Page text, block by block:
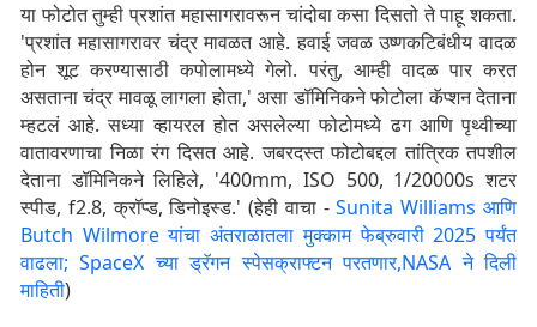
या फोटोत तुम्ही प्रशांत महासागरावरून चांदोबा कसा दिसतो ते पाहू शकता.
'प्रशांत महासागरावर चंद्र मावळत आहे. हवाई जवळ उष्णकटिबंधीय वादळ
होन शूट करण्यासाठी कपोलामध्ये गेलो. परंतु, आम्ही वादळ पार करत
असताना चंद्र मावळू लागला होता,' असा डॉमिनिकने फोटोला कॅप्शन देताना
म्हटलं आहे. सध्या व्हायरल होत असलेल्या फोटोमध्ये ढग आणि पृथ्वीच्या
वातावरणाचा निळा रंग दिसत आहे. जबरदस्त फोटोबद्दल तांत्रिक तपशील
देताना डॉमिनिकने लिहिले, '400mm, ISO 500, 1/20000s शटर
स्पीड, f2.8, क्रॉप्ड, डिनोइस्ड.' (हेही वाचा -Sunita Williams आणि
Butch Wilmore यांचा अंतराळातला मुक्काम फेब्रुवारी 2025 पर्यंत
वाढला; SpaceX च्या ड्रॅगन स्पेसक्राफ्टन परतणार,NASA ने दिली
माहिती)